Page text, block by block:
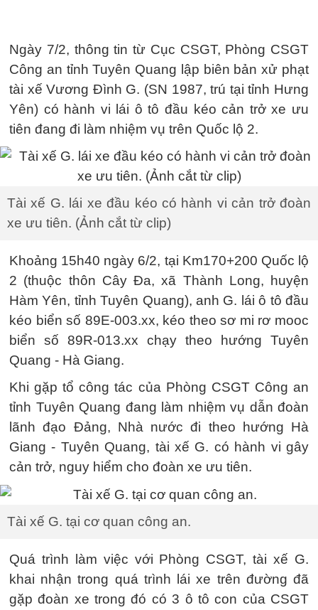
Ngày 7/2, thông tin từ Cục CSGT, Phòng CSGT
Công an tỉnh Tuyên Quang lập biên bản xử phạt
tài xế Vương Đình G. (SN 1987, trú tại tỉnh Hưng
Yên) có hành vi lái ô tô đầu kéo cản trở xe ưu
tiên đang đi làm nhiệm vụ trên Quốc lộ 2.
Tài xế G. lái xe đầu kéo có hành vi cản trở đoàn
xe ưu tiên. (Ảnh cắt từ clip)
Khoảng 15h40 ngày 6/2, tại Km170+200 Quốc lộ
2 (thuộc thôn Cây Đa, xã Thành Long, huyện
Hàm Yên, tỉnh Tuyên Quang), anh G. lái ô tô đầu
kéo biển số 89E-003.xx, kéo theo sơ mi rơ mooc
biển số 89R-013.xx chạy theo hướng Tuyên
Quang - Hà Giang.
Khi gặp tổ công tác của Phòng CSGT Công an
tỉnh Tuyên Quang đang làm nhiệm vụ dẫn đoàn
lãnh đạo Đảng, Nhà nước đi theo hướng Hà
Giang - Tuyên Quang, tài xế G. có hành vi gây
cản trở, nguy hiểm cho đoàn xe ưu tiên.
Tài xế G. tại cơ quan công an.
Quá trình làm việc với Phòng CSGT, tài xế G.
khai nhận trong quá trình lái xe trên đường đã
gặp đoàn xe trong đó có 3 ô tô con của CSGT